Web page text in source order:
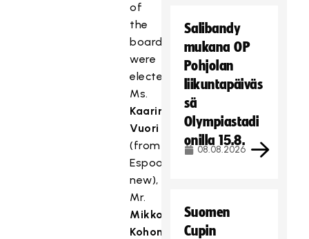
of
the
board
were
elected
Ms.
Kaarina
Vuori
(from
Espoo,
new),
Mr.
Mikko
Kohonen
Salibandy
mukana OP
Pohjolan
liikuntapäiväs
sä
Olympiastadi
onilla 15.8.
08.08.2026
Suomen
Cupin